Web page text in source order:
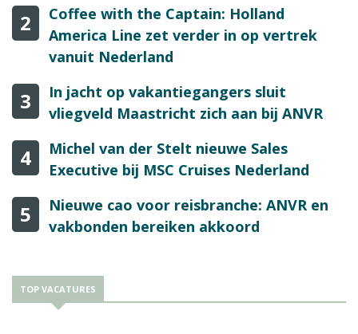
2
Coffee with the Captain: Holland
America Line zet verder in op vertrek
vanuit Nederland
3
In jacht op vakantiegangers sluit
vliegveld Maastricht zich aan bij ANVR
4
Michel van der Stelt nieuwe Sales
Executive bij MSC Cruises Nederland
5
Nieuwe cao voor reisbranche: ANVR en
vakbonden bereiken akkoord
TOP VACATURES